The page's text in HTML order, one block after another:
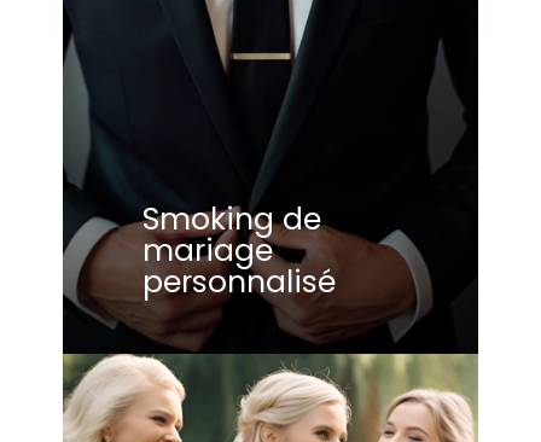
Smoking de
mariage
personnalisé